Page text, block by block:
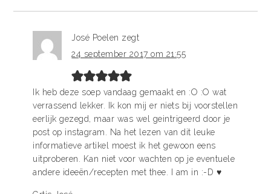
José Poelen zegt
24 september 2017 om 21:55
Ik heb deze soep vandaag gemaakt en :O :O wat
verrassend lekker. Ik kon mij er niets bij voorstellen
eerlijk gezegd, maar was wel geintrigeerd door je
post op instagram. Na het lezen van dit leuke
informatieve artikel moest ik het gewoon eens
uitproberen. Kan niet voor wachten op je eventuele
andere ideeën/recepten met thee. I am in :-D ♥